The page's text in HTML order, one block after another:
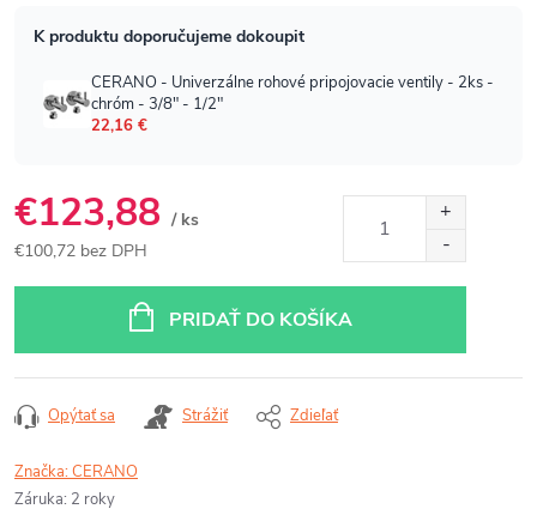
€123,88 / ks
€100,72 bez DPH
PRIDAŤ DO KOŠÍKA
Opýtať sa Strážiť Zdieľať
Značka:CERANO
Záruka: 2 roky